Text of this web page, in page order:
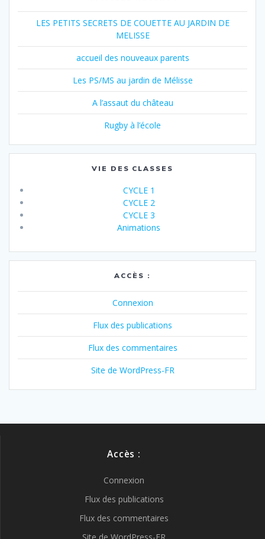
LES PETITS SECRETS DE COUETTE AU JARDIN DE
MELISSE
accueil des nouveaux parents
Les PS/MS au jardin de Mélisse
A l’assaut du château
Rugby à l’école
VIE DES CLASSES
CYCLE 1
CYCLE 2
CYCLE 3
Animations
ACCÈS :
Connexion
Flux des publications
Flux des commentaires
Site de WordPress-FR
Accès :
Connexion
Flux des publications
Flux des commentaires